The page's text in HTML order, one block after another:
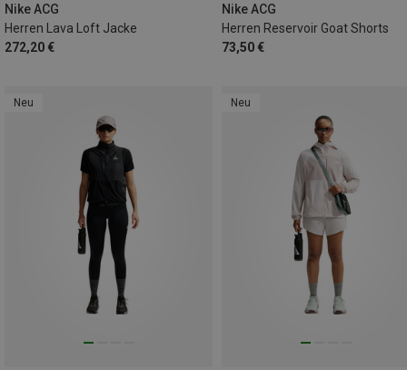
Nike ACG
Herren Lava Loft Jacke
272,20 €
Nike ACG
Herren Reservoir Goat Shorts
73,50 €
Neu Neu